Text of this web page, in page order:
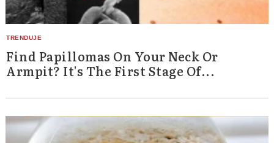
Find Papillomas On Your Neck Or
Armpit? It's The First Stage Of...